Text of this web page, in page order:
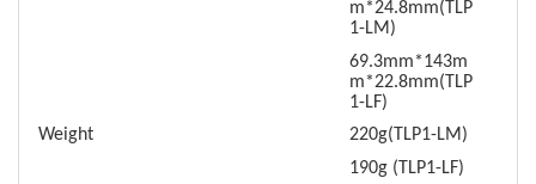
m*24.8mm(TLP
1-LM)
69.3mm*143m
m*22.8mm(TLP
1-LF)
Weight
220g(TLP1-LM)
190g (TLP1-LF)